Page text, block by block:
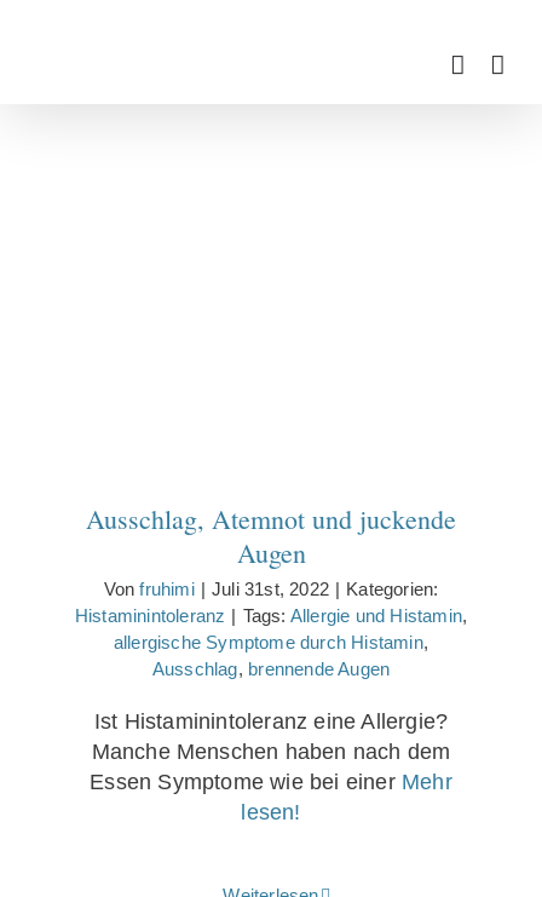
Ausschlag, Atemnot und juckende
Augen
Vonfruhimi | Juli 31st, 2022 | Kategorien:
Histaminintoleranz | Tags: Allergie und Histamin,
allergische Symptome durch Histamin,
Ausschlag, brennende Augen
Ist Histaminintoleranz eine Allergie?
Manche Menschen haben nach dem
Essen Symptome wie bei einer Mehr
lesen!